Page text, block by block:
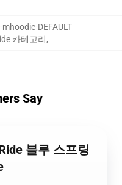
DEFAULT
카테고리,
Say
블루 스프링